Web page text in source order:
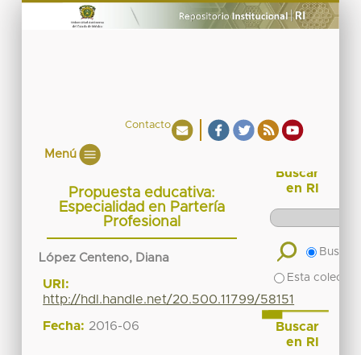
Contacto
Menú
Propuesta educativa:
Especialidad en Partería
Profesional
López Centeno, Diana
URI:
http://hdl.handle.net/20.500.11799/58151
Fecha: 2016-06
Buscar
en RI
Buscar
Esta
Buscar
en RI